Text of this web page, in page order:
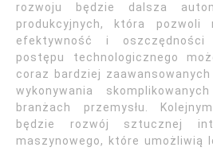
rozwoju będzie dalsza
produkcyjnych, która pozwoli
efektywność i
postępu technologicznego
coraz bardziej
wykonywania
branżach przemysłu.
będzie rozwój sztucznej
maszynowego, które umożliwią